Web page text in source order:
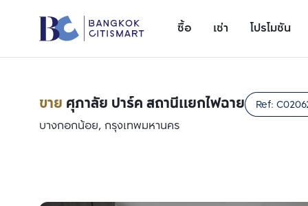
ซื้อ เช่า โปรโมชัน
ขาย ศุภาลัย ปาร์ค สถานีแยกไฟฉาย Ref:
บางกอกน้อย, กรุงเทพมหานคร